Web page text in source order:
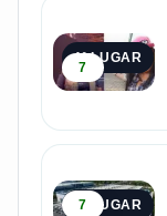
4º LUGAR
7
5º LUGAR
7